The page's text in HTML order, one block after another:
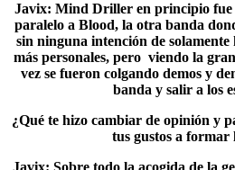
Javix: Mind Driller en principio fue
paralelo a Blood, la otra banda
sin ninguna intención de solamente
más personales, pero viendo la
vez se fueron colgando demos y
banda y salir a los
¿Qué te hizo cambiar de opinión y
tus gustos a formar
Javix: Sobre todo la acogida de la